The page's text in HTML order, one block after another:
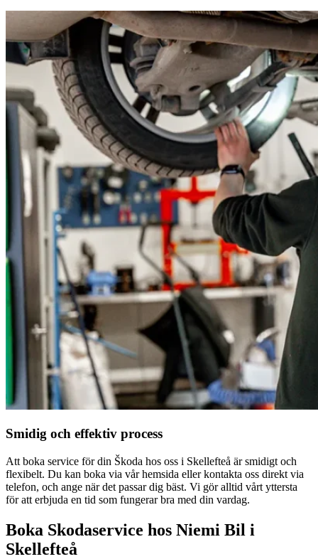
Smidig och effektiv process
Att boka service för din Škoda hos oss i Skellefteå är smidigt och
flexibelt. Du kan boka via vår hemsida eller kontakta oss direkt via
telefon, och ange när det passar dig bäst. Vi gör alltid vårt yttersta
för att erbjuda en tid som fungerar bra med din vardag.
Boka Skodaservice hos Niemi Bil i
Skellefteå